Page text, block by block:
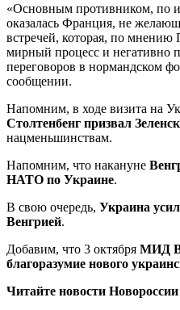
«Основным противником, по
оказалась Франция, не
встречей, которая, по мнению
мирный процесс и негативно
переговоров в нормандском
сообщении.
Напомним, в ходе визита на
Столтенбенг призвал
нацменьшинствам.
Напомним, что накануне
НАТО по Украине.
В свою очередь, Украина
Венгрией.
Добавим, что 3 октября МИД
благоразумие нового
Читайте новости Новороссии